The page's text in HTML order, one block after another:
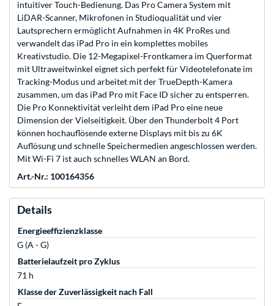
intuitiver Touch-Bedienung. Das Pro Camera System mit
LiDAR-Scanner, Mikrofonen in Studioqualität und vier
Lautsprechern ermöglicht Aufnahmen in 4K ProRes und
verwandelt das iPad Pro in ein komplettes mobiles
Kreativstudio. Die 12-Megapixel-Frontkamera im Querformat
mit Ultraweitwinkel eignet sich perfekt für Videotelefonate im
Tracking-Modus und arbeitet mit der TrueDepth-Kamera
zusammen, um das iPad Pro mit Face ID sicher zu entsperren.
Die Pro Konnektivität verleiht dem iPad Pro eine neue
Dimension der Vielseitigkeit. Über den Thunderbolt 4 Port
können hochauflösende externe Displays mit bis zu 6K
Auflösung und schnelle Speichermedien angeschlossen werden.
Mit Wi-Fi 7 ist auch schnelles WLAN an Bord.
Art.-Nr.: 100164356
Details
Energieeffizienzklasse
G (A - G)
Batterielaufzeit pro Zyklus
71 h
Klasse der Zuverlässigkeit nach Fall